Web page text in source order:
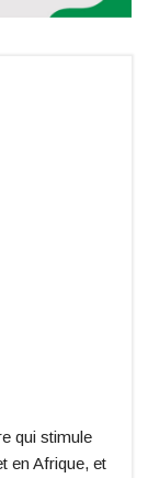
qui stimule
en Afrique, et